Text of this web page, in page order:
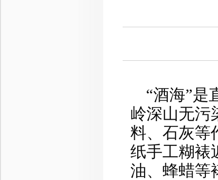
“酒海”是
岭深山无污
料、石灰等
纸手工糊裱
油、蜂蜡等